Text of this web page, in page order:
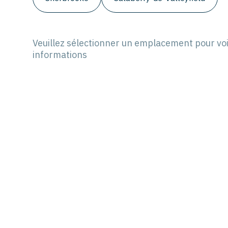
Veuillez sélectionner un emplacement pour
informations